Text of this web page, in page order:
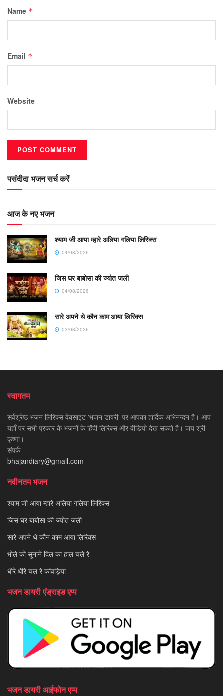
Name *
Email *
Website
पसंदीदा भजन सर्च करें
आज के नए भजन
श्याम जी आया म्हारे अलिया गलिया लिरिक्स
04/08/2026
जिस घर बाबोसा की ज्योत जली
04/08/2026
सारे अपने थे कौन काम आया लिरिक्स
03/08/2026
स्वागतम
सर्वश्रेष्ठ भजन लिरिक्स वेबसाइट 'भजन डायरी' पर आपका हार्दिक अभिनन्दन है। आप
यहाँ पर सभी प्रकार के भजनों के हिंदी लिरिक्स और वीडियो देख सकते है। जय श्री
कृष्णा।
संपर्क -
bhajandiary@gmail.com
नवीनतम भजन
श्याम जी आया म्हारे अलिया गलिया लिरिक्स
जिस घर बाबोसा की ज्योत जली
सारे अपने थे कौन काम आया लिरिक्स
भोले को सुनाने दिल का हाल चले रे
धीरे धीरे चल रे कांवड़िया
भजन डायरी एंड्राइड एप्प
भजन डायरी आईफोन एप्प